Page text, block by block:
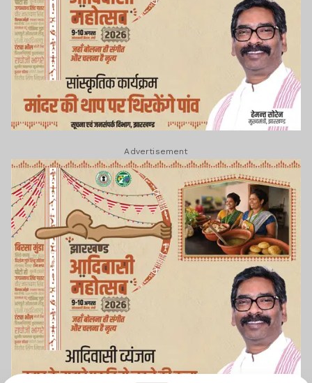
Advertisement